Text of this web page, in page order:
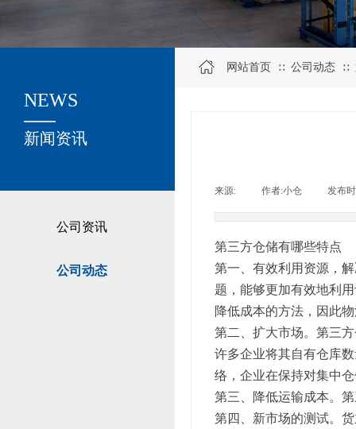
公司资讯
公司动态
关于我们
新闻资讯
NEWS
网站首页 ∷ 公司动态 ∷
来源: 作者:小仓 发布
第三方仓储有哪些特点
第一、有效利用资源，
题，能够更加有效地利
降低成本的方法，因此
第二、扩大市场。第三
许多企业将其自有仓库
络，企业在保持对集中
第三、降低运输成本。
第四、新市场的测试。